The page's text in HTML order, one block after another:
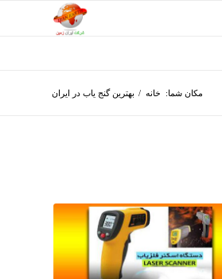
مکان شما: خانه / بهترین گنج یاب در ایران